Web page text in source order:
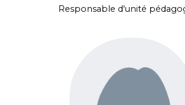
Responsable d'unité